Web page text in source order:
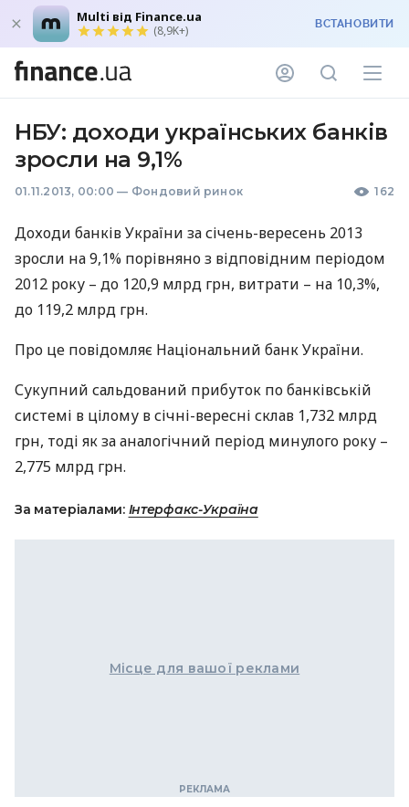
Multi від Finance.ua
(8,9K+) ВСТАНОВИТИ
НБУ: доходи українських банків
зросли на 9,1%
01.11.2013, 00:00 — Фондовий ринок 162
Доходи банків України за січень-вересень 2013
зросли на 9,1% порівняно з відповідним періодом
2012 року – до 120,9 млрд грн, витрати – на 10,3%,
до 119,2 млрд грн.
Про це повідомляє Національний банк України.
Сукупний сальдований прибуток по банківській
системі в цілому в січні-вересні склав 1,732 млрд
грн, тоді як за аналогічний період минулого року –
2,775 млрд грн.
За матеріалами: Інтерфакс-Україна
Місце для вашої реклами